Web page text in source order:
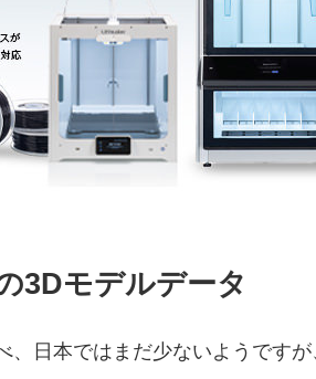
3Dモデルデータ
、日本ではまだ少ないようですが